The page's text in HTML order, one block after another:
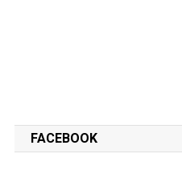
FACEBOOK